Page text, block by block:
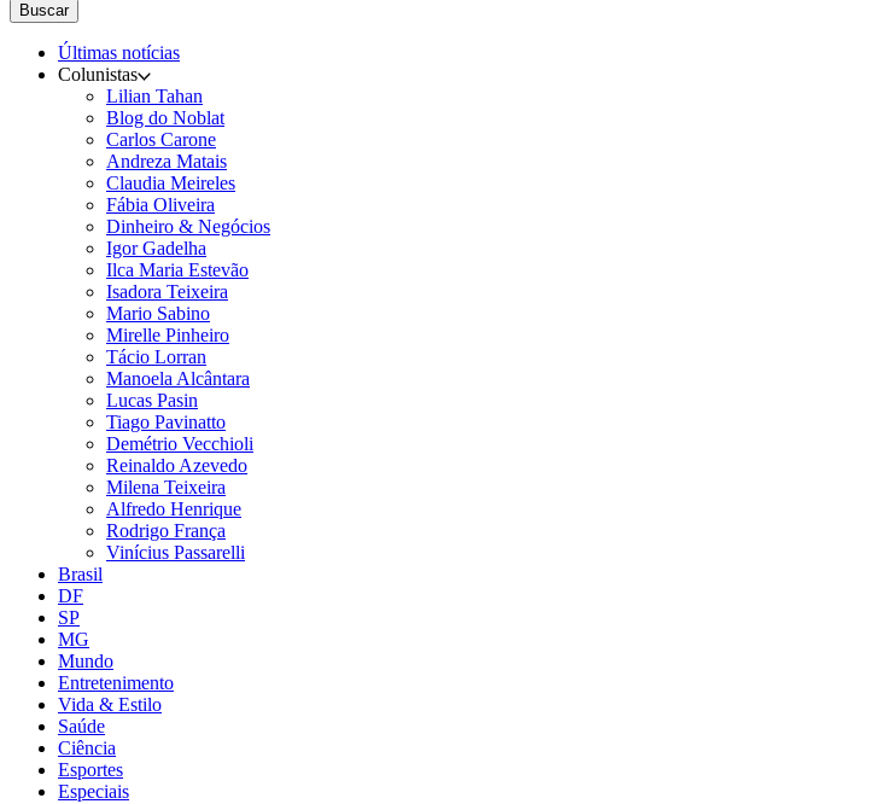
Buscar
Últimas notícias
Colunistas
Lilian Tahan
Blog do Noblat
Carlos Carone
Andreza Matais
Claudia Meireles
Fábia Oliveira
Dinheiro & Negócios
Igor Gadelha
Ilca Maria Estevão
Isadora Teixeira
Mario Sabino
Mirelle Pinheiro
Tácio Lorran
Manoela Alcântara
Lucas Pasin
Tiago Pavinatto
Demétrio Vecchioli
Reinaldo Azevedo
Milena Teixeira
Alfredo Henrique
Rodrigo França
Vinícius Passarelli
Brasil
DF
SP
MG
Mundo
Entretenimento
Vida & Estilo
Saúde
Ciência
Esportes
Especiais